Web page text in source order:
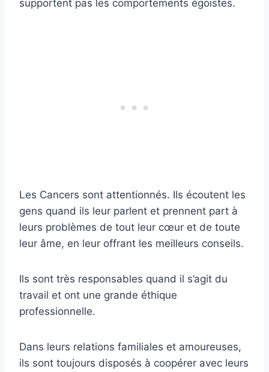
supportent pas les comportements égoïstes.
Les Cancers sont attentionnés. Ils écoutent les
gens quand ils leur parlent et prennent part à
leurs problèmes de tout leur cœur et de toute
leur âme, en leur offrant les meilleurs conseils.
Ils sont très responsables quand il s’agit du
travail et ont une grande éthique
professionnelle.
Dans leurs relations familiales et amoureuses,
ils sont toujours disposés à coopérer avec leurs